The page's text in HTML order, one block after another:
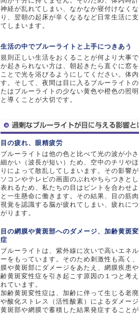
神経が乱れてしまい、なかなか寝付けなく
り、翌朝の起床が辛くなるなど日常生活に
てしまいます。
生活の中でブルーライトと上手につきあう
規則正しい生活をおくることが何より大事
か起きられない方は、朝起きたら直ぐに窓
ことで光を浴びるようにしてください。体
す。そして、夜間は目に入るブルーライト
たはブルーライトの少ない黄色や橙色の照
と導くことが大切です。
目の疲れ、眼精疲労
ブルーライトは他の色と比べて光の波が小さ
細かい（波長が短い）ため、空中のチリやほ
りによって散乱してしまいます。その影響
ソコンやテレビの画面のぶれやちらつきと
表れるため、私たちの目はピントを合わせよ
と一生懸命に働きます。その結果、目の筋
視覚を認識する脳が疲れてしまい、疲れに
がります。
目の網膜や黄斑部へのダメージ、加齢黄斑
症
ブルーライトは、紫外線に次いで高いエネ
ーをもっています。そのため刺激性も高く
膜や黄斑部にダメージをあたえ、網膜疾患
齢黄斑変性症を引き起こす原因の１つと考え
れています。
加齢黄斑変性症は、加齢に伴って生じる老
や酸化ストレス（活性酸素）によるダメー
黄斑部や網膜で蓄積した結果発症することが